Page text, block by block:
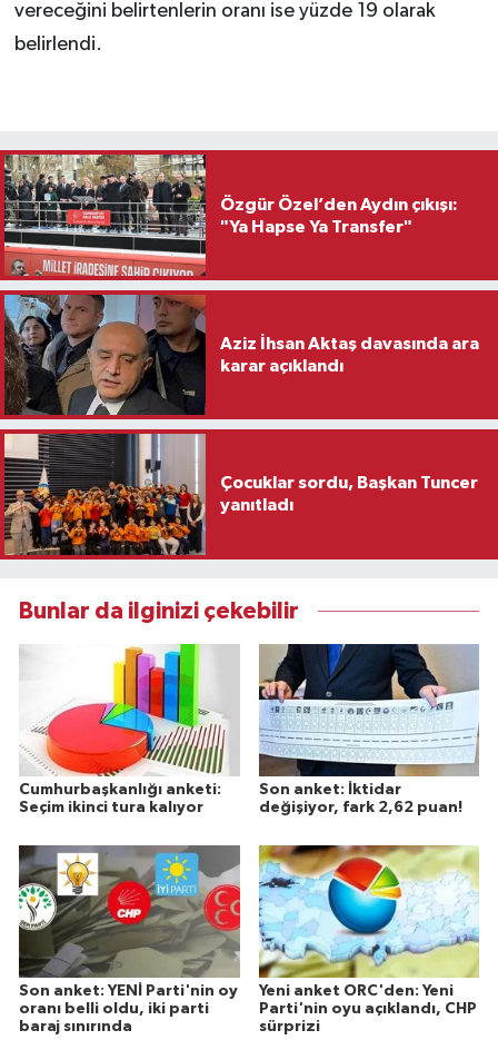
vereceğini belirtenlerin oranı ise yüzde 19 olarak
belirlendi.
Özgür Özel’den Aydın çıkışı:
"Ya Hapse Ya Transfer"
Aziz İhsan Aktaş davasında ara
karar açıklandı
Çocuklar sordu, Başkan Tuncer
yanıtladı
Bunlar da ilginizi çekebilir
Cumhurbaşkanlığı anketi:
Seçim ikinci tura kalıyor
Son anket: İktidar
değişiyor, fark 2,62 puan!
Son anket: YENİ Parti'nin oy
oranı belli oldu, iki parti
baraj sınırında
Yeni anket ORC'den: Yeni
Parti'nin oyu açıklandı, CHP
sürprizi